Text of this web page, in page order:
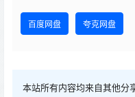
百度网盘 夸克网盘
本站所有内容均来自其他分